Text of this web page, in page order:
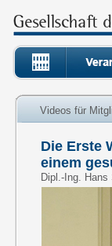
Videos für
Die Erste
einem
Dipl.-Ing.